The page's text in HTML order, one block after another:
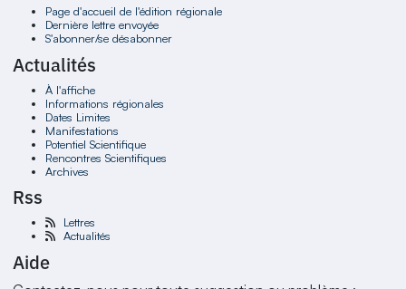
Page d'accueil de l'édition régionale
Dernière lettre envoyée
S'abonner/se désabonner
Actualités
À l'affiche
Informations régionales
Dates Limites
Manifestations
Potentiel Scientifique
Rencontres Scientifiques
Archives
Rss
Lettres
Actualités
Aide